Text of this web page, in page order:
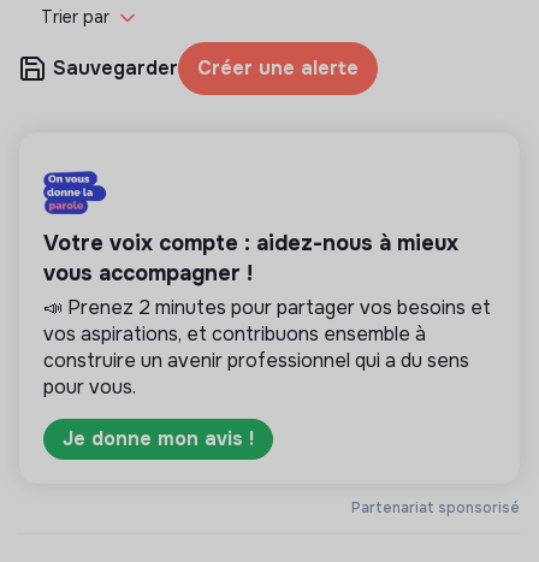
Trier par
Sauvegarder Créer une alerte
Partenariat sponsorisé
Votre voix compte : aidez-nous à mieux
vous accompagner !
📣 Prenez 2 minutes pour partager vos besoins et
vos aspirations, et contribuons ensemble à
construire un avenir professionnel qui a du sens
pour vous.
Je donne mon avis !